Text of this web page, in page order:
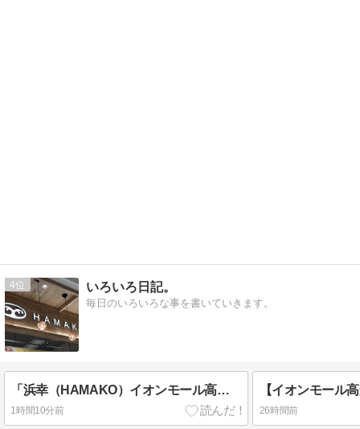
4 いろいろ日記。
毎日のいろいろな事を書いていきます。
「浜幸（HAMAKO）イオンモール高知店」へ行く。
1時間10分前 26時間前